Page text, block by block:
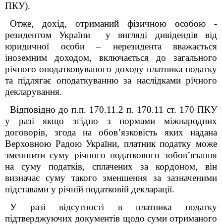
ПКУ).
Отже, дохід, отриманий фізичною особою -
резидентом України у вигляді дивідендів від
юридичної особи – нерезидента вважається
іноземним доходом, включається до загального
річного оподатковуваного доходу платника податку
та підлягає оподаткуванню за наслідками річного
декларування.
Відповідно до п.п. 170.11.2 п. 170.11 ст. 170 ПКУ
у разі якщо згідно з нормами міжнародних
договорів, згода на обов’язковість яких надана
Верховною Радою України, платник податку може
зменшити суму річного податкового зобов’язання
на суму податків, сплачених за кордоном, він
визначає суму такого зменшення за зазначеними
підставами у річній податковій декларації.
У разі відсутності в платника податку
підтверджуючих документів щодо суми отриманого